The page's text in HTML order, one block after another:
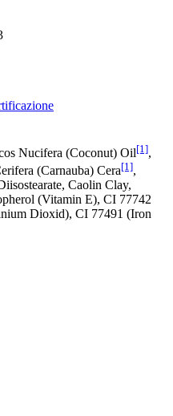
Nucifera (Coconut) Oil[1],
(Carnauba) Cera[1],
Caolin Clay,
(Vitamin E), CI 77742
Dioxid), CI 77491 (Iron